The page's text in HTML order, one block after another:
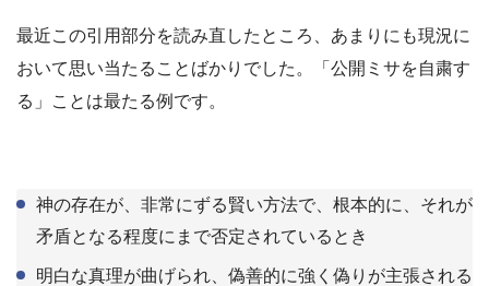
最近この引用部分を読み直したところ、あまりにも現況に
おいて思い当たることばかりでした。「公開ミサを自粛す
る」ことは最たる例です。
神の存在が、非常にずる賢い方法で、根本的に、それが
矛盾となる程度にまで否定されているとき
明白な真理が曲げられ、偽善的に強く偽りが主張される